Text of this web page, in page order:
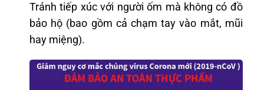
Tránh tiếp xúc với người ốm mà không có đồ
bảo hộ (bao gồm cả chạm tay vào mắt, mũi
hay miệng).